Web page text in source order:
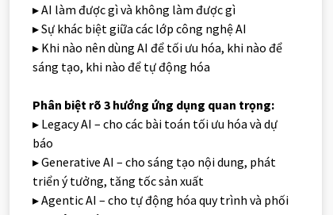
▸ AI làm được gì và không làm được gì
▸ Sự khác biệt giữa các lớp công nghệ AI
▸ Khi nào nên dùng AI để tối ưu hóa, khi nào để
sáng tạo, khi nào để tự động hóa
Phân biệt rõ 3 hướng ứng dụng quan trọng:
▸ Legacy AI – cho các bài toán tối ưu hóa và dự
báo
▸ Generative AI – cho sáng tạo nội dung, phát
triển ý tưởng, tăng tốc sản xuất
▸ Agentic AI – cho tự động hóa quy trình và phối